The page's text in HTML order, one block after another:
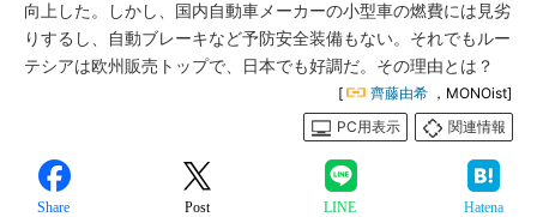
向上した。しかし、国内自動車メーカーの小型車の燃費には見劣
りするし、自動ブレーキなど予防安全装備もない。それでもルー
テシアは欧州販売トップで、日本でも好調だ。その理由とは？
[ 齊藤由希 ，MONOist]
PC用表示
関連情報
Share Post LINE Hatena